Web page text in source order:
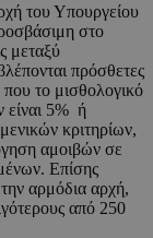
του Υπουργείου
στο
μεταξύ
πρόσθετες
το μισθολογικό
είναι 5% ή
κριτηρίων,
αμοιβών σε
Επίσης
αρμόδια αρχή,
από 250